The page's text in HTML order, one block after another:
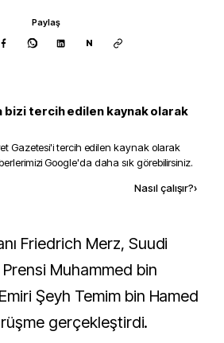
Paylaş
N
bizi tercih edilen kaynak olarak
Gazetesi'i tercih edilen kaynak olarak
Google'da daha sık görebilirsiniz.
Nasıl çalışır?›
Muhammed bin
Şeyh Temim bin Hamed
gerçekleştirdi.